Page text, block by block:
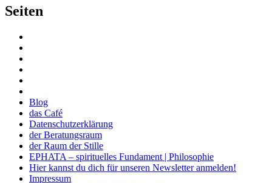
Seiten
Blog
das Café
Datenschutzerklärung
der Beratungsraum
der Raum der Stille
EPHATA – spirituelles Fundament | Philosophie
Hier kannst du dich für unseren Newsletter anmelden!
Impressum